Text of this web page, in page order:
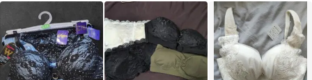
K楽々サイド細見えフ
ロントファスナーブラ
(L)
レディース 脇肉 ナイト
ブラ
盛ブラ 谷間 美乳 補正
下着 加圧 インナー レ
ディース ブラジャー 下
着 ナイトブラ 育乳ブラ
レース セクシー